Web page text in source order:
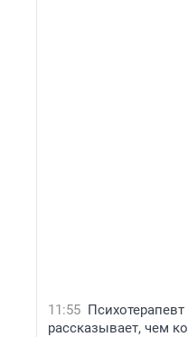
11:55 Психотерапевт
рассказывает, чем